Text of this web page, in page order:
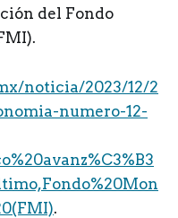
del Fondo
noticia/2023/12/2
numero-12-
.